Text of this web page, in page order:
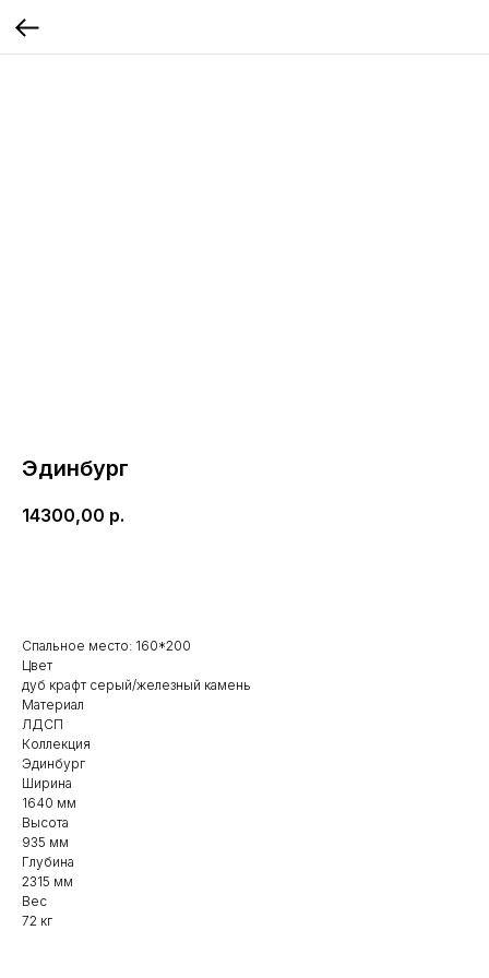
Эдинбург
14300,00 р.
Спальное место: 160*200
Цвет
дуб крафт серый/железный камень
Материал
ЛДСП
Коллекция
Эдинбург
Ширина
1640 мм
Высота
935 мм
Глубина
2315 мм
Вес
72 кг